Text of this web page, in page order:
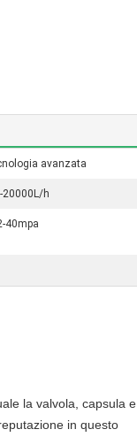
avanzata
20000L/h
40mpa
la valvola, capsula e
in questo